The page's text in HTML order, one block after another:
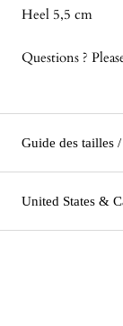
Heel 5,5 cm
Questions ?
Guide des tailles
United States &